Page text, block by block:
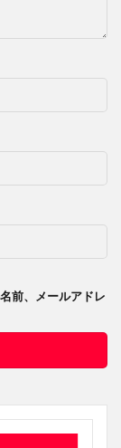
前、メールアドレ